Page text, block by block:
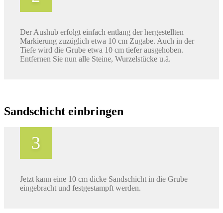
Der Aushub erfolgt einfach entlang der hergestellten
Markierung zuzüglich etwa 10 cm Zugabe. Auch in der
Tiefe wird die Grube etwa 10 cm tiefer ausgehoben.
Entfernen Sie nun alle Steine, Wurzelstücke u.ä.
Sandschicht einbringen
Jetzt kann eine 10 cm dicke Sandschicht in die Grube
eingebracht und festgestampft werden.